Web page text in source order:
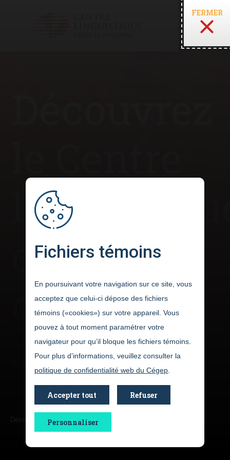
du Cégep
de
Jonquière
Le Centre linguistique du Cégep de Jonquière offre des cours
FERMER
Découvrez le Centre linguistique du Cégep de Jonquière
Fichiers témoins
En poursuivant votre navigation sur ce site, vous
acceptez que celui-ci dépose des fichiers
témoins («cookies») sur votre appareil. Vous
pouvez à tout moment paramétrer votre
navigateur pour qu’il bloque les fichiers témoins.
Pour plus d’informations, veuillez consulter la
politique de confidentialité web du Cégep
Accepter tout Refuser
Personnaliser